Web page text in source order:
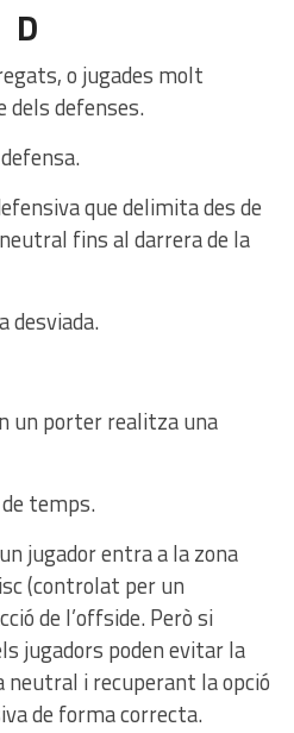
D
o jugades molt
defenses.
que delimita des de
fins al darrera de la
desviada.
un porter realitza una
temps.
jugador entra a la zona
(controlat per un
de l’offside. Però si
jugadors poden evitar la
i recuperant la opció
de forma correcta.